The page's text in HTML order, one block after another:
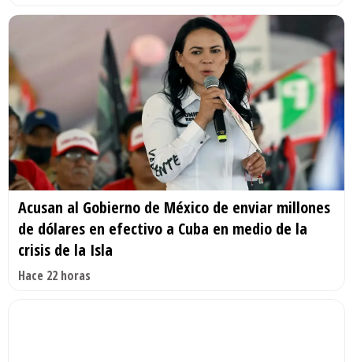
Acusan al Gobierno de México de enviar millones
de dólares en efectivo a Cuba en medio de la
crisis de la Isla
Hace 22 horas